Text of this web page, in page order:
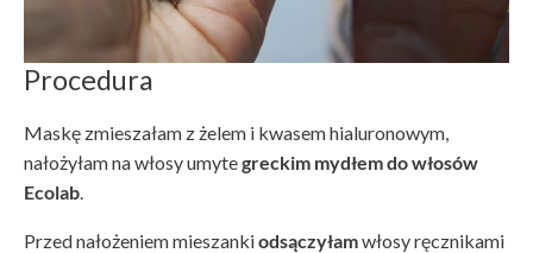
Procedura
Maskę zmieszałam z żelem i kwasem hialuronowym,
nałożyłam na włosy umytegreckim mydłem do włosów
Ecolab.
Przed nałożeniem mieszankiodsączyłamwłosy ręcznikami